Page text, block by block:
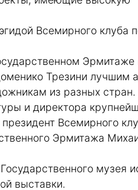
Всемирного клуба
Эрмитаже
Трезини лучшим
из разных стран.
и директора
Всемирного
Эрмитажа
музея
выставки.